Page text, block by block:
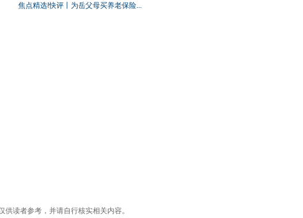
焦点精选!快评丨为岳父母买养老保险...
读者参考，并请自行核实相关内容。